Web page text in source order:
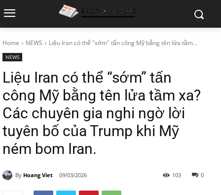
Home NEWS Liệu Iran có thể "sớm" tấn công Mỹ bằng tên lửa tầm...
NEWS
Liệu Iran có thể “sớm” tấn
công Mỹ bằng tên lửa tầm xa?
Các chuyên gia nghi ngờ lời
tuyên bố của Trump khi Mỹ
ném bom Iran.
By Hoang Viet 09/03/2026 0
103